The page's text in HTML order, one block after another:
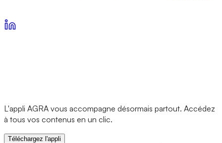
L'appli AGRA vous accompagne désormais partout. Accédez
à tous vos contenus en un clic.
Téléchargez l'appli